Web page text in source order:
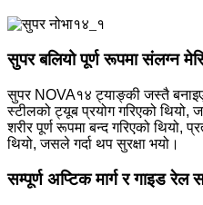
सुपर बलियो पूर्ण रूपमा संलग्न
सुपर NOVA१४ ट्याङ्की जस्तै
स्टीलको ट्यूब प्रयोग गरिएको थियो,
शरीर पूर्ण रूपमा बन्द गरिएको थियो,
थियो, जसले गर्दा थप सुरक्षा भयो।
सम्पूर्ण अप्टिक मार्ग र गाइड रेल